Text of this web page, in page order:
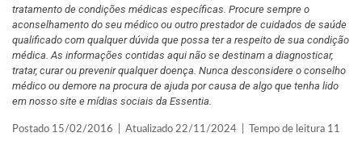
tratamento de condições médicas específicas. Procure sempre o
aconselhamento do seu médico ou outro prestador de cuidados de saúde
qualificado com qualquer dúvida que possa ter a respeito de sua condição
médica. As informações contidas aqui não se destinam a diagnosticar,
tratar, curar ou prevenir qualquer doença. Nunca desconsidere o conselho
médico ou demore na procura de ajuda por causa de algo que tenha lido
em nosso site e mídias sociais da Essentia.
Postado 15/02/2016 | Atualizado 22/11/2024 | Tempo de leitura 11